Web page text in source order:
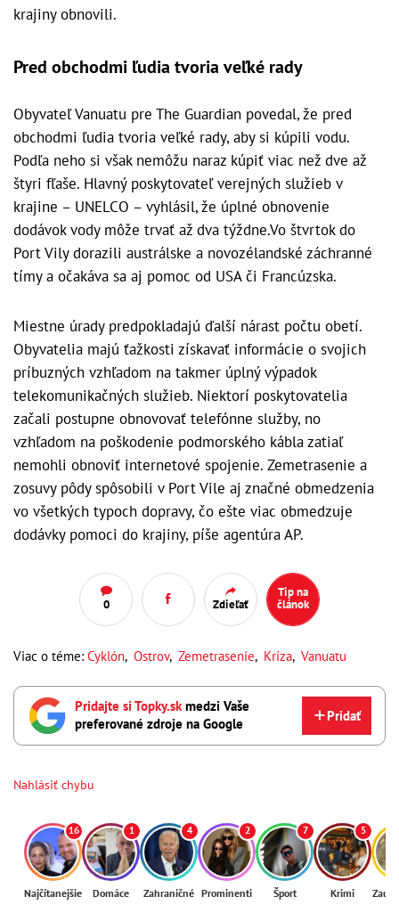
krajiny obnovili.
Pred obchodmi ľudia tvoria veľké rady
Obyvateľ Vanuatu pre The Guardian povedal, že pred
obchodmi ľudia tvoria veľké rady, aby si kúpili vodu.
Podľa neho si však nemôžu naraz kúpiť viac než dve až
štyri fľaše. Hlavný poskytovateľ verejných služieb v
krajine – UNELCO – vyhlásil, že úplné obnovenie
dodávok vody môže trvať až dva týždne.Vo štvrtok do
Port Vily dorazili austrálske a novozélandské záchranné
tímy a očakáva sa aj pomoc od USA či Francúzska.
Miestne úrady predpokladajú ďalší nárast počtu obetí.
Obyvatelia majú ťažkosti získavať informácie o svojich
príbuzných vzhľadom na takmer úplný výpadok
telekomunikačných služieb. Niektorí poskytovatelia
začali postupne obnovovať telefónne služby, no
vzhľadom na poškodenie podmorského kábla zatiaľ
nemohli obnoviť internetové spojenie. Zemetrasenie a
zosuvy pôdy spôsobili v Port Vile aj značné obmedzenia
vo všetkých typoch dopravy, čo ešte viac obmedzuje
dodávky pomoci do krajiny, píše agentúra AP.
0 Zdieľať
Tip na
článok
Viac o téme: Cyklón, Ostrov, Zemetrasenie, Kríza, Vanuatu
Pridajte si Topky.skmedzi Vaše
preferované zdroje na Google
Pridať
Nahlásiť chybu
16
Najčítanejšie
1
Domáce
4
Zahraničné
2
Prominenti
7
Šport
5
Krimi